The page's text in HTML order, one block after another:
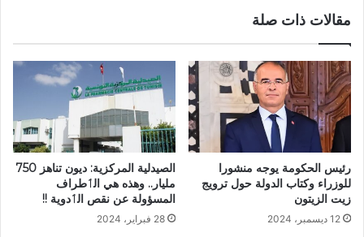
مقالات ذات صلة
رئيس الحكومة يوجه منشورا
للوزراء وكتاب الدولة حول ترويج
زيت الزيتون
12 ديسمبر، 2024
الصيدلية المركزية: ديون تناهز 750
مليار.. وهذه هي الٲطراف
المسؤولة عن نقص الٲدوية !!
28 فبراير، 2024